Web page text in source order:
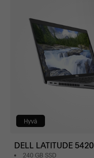
Hyvä
DELL LATITUDE 5420
240 GB SSD